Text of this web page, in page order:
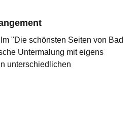
"Die schönsten Seiten von Bad
Untermalung mit eigens
unterschiedlichen